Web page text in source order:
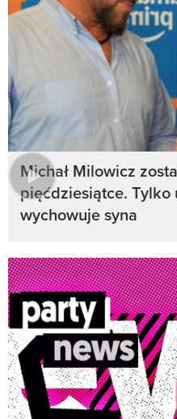
Michał Milowicz
pięćdziesiątce. Tylko
wychowuje syna